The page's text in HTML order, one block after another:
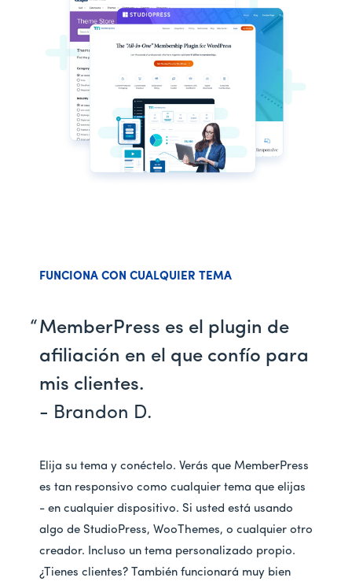
FUNCIONA CON CUALQUIER TEMA
MemberPress es el plugin de
afiliación en el que confío para
mis clientes.
- Brandon D.
Elija su tema y conéctelo. Verás que MemberPress
es tan responsivo como cualquier tema que elijas
- en cualquier dispositivo. Si usted está usando
algo de StudioPress, WooThemes, o cualquier otro
creador. Incluso un tema personalizado propio.
¿Tienes clientes? También funcionará muy bien